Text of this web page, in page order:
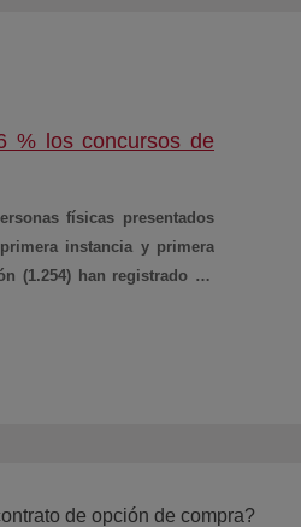
% los concursos de
en nueva ventana)
físicas presentados
instancia y primera
(1.254) han registrado un
Cúpula Judicial.
de opción de compra?